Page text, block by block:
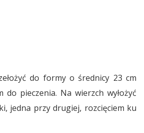
do formy o średnicy 23 cm
do pieczenia. Na wierzch wyłożyć
jedna przy drugiej, rozcięciem ku